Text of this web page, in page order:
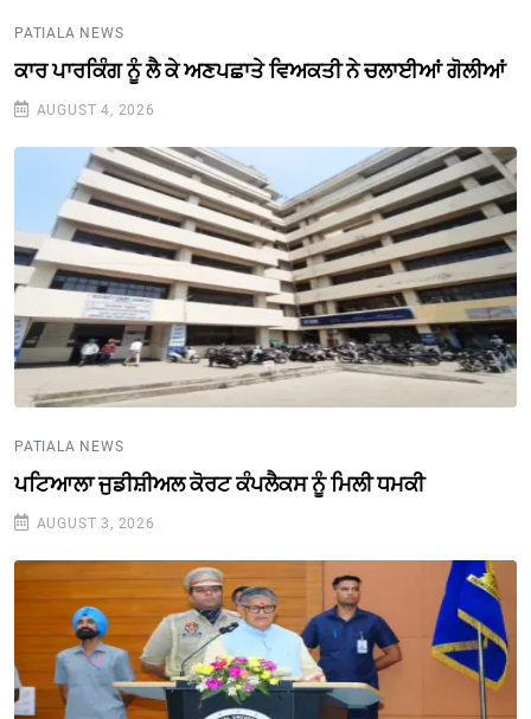
PATIALA NEWS
ਕਾਰ ਪਾਰਕਿੰਗ ਨੂੰ ਲੈ ਕੇ ਅਣਪਛਾਤੇ ਵਿਅਕਤੀ ਨੇ ਚਲਾਈਆਂ ਗੋਲੀਆਂ
AUGUST 4, 2026
PATIALA NEWS
ਪਟਿਆਲਾ ਜੁਡੀਸ਼ੀਅਲ ਕੋਰਟ ਕੰਪਲੈਕਸ ਨੂੰ ਮਿਲੀ ਧਮਕੀ
AUGUST 3, 2026